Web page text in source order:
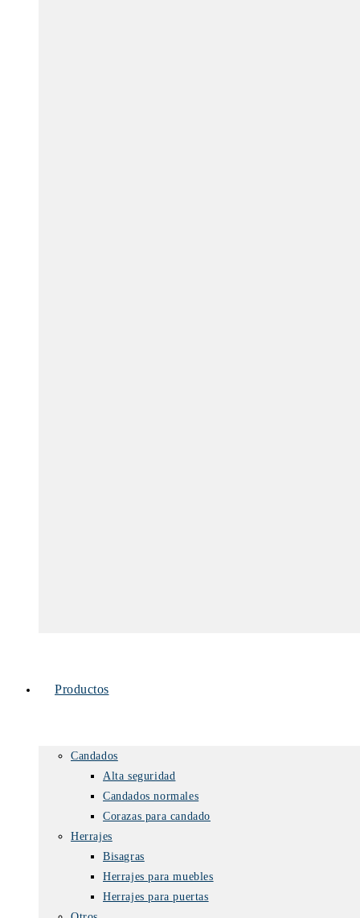
Productos
Candados
Alta seguridad
Candados normales
Corazas para candado
Herrajes
Bisagras
Herrajes para muebles
Herrajes para puertas